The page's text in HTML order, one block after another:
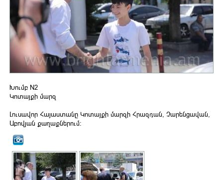
Խումբ N2
Կոտայքի մարզ
Լուսավոր Հայաստանը Կոտայքի մարզի Հրազդան, Չարենցավան,
Աբովյան քաղաքներում։